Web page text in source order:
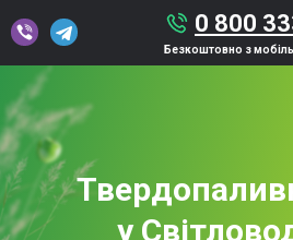
0 800
Безкоштовно з
у